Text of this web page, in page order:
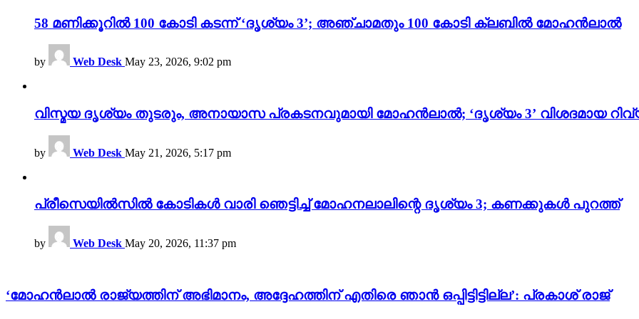
58 മണിക്കൂറിൽ 100 കോടി കടന്ന് ‘ദൃശ്യം 3’; അഞ്ചാമതും 100 കോടി ക്ലബിൽ മോഹൻലാൽ
by Web Desk May 23, 2026, 9:02 pm
വിസ്മയ ദൃശ്യം തുടരും, അനായാസ പ്രകടനവുമായി മോഹൻലാൽ; ‘ദൃശ്യം 3’ വിശദമായ
by Web Desk May 21, 2026, 5:17 pm
പ്രീസെയിൽസിൽ കോടികൾ വാരി ഞെട്ടിച്ച് മോഹനലാലിന്റെ ദൃശ്യം 3; കണക്കുകൾ പുറത്ത്
by Web Desk May 20, 2026, 11:37 pm
‘മോഹന്‍ലാൽ രാജ്യത്തിന് അഭിമാനം, അദ്ദേഹത്തിന് എതിരെ ഞാൻ ഒപ്പിട്ടിട്ടില്ല’: പ്രകാശ് രാജ്